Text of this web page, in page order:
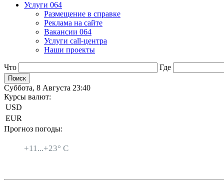
Услуги 064
Размещение в справке
Реклама на сайте
Вакансии 064
Услуги call-центра
Наши проекты
Что Где
Суббота, 8 Августа 23:40
Курсы валют:
USD
EUR
Прогноз погоды:
+11...+23° C